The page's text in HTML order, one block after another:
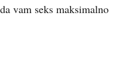
vam seks maksimalno